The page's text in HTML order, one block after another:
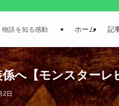
語を知る感動 ホーム 記
へ【モンスターレ
2日